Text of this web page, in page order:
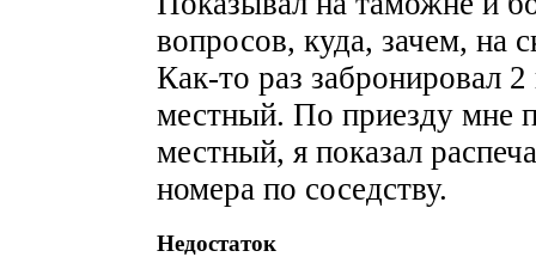
вопросов, куда, зачем, на
Как-то раз забронировал
местный. По приезду мне
местный, я показал
номера по соседству.
Недостаток